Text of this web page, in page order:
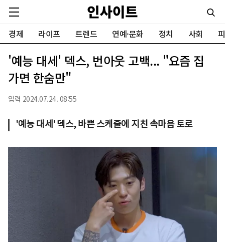
경제 라이프 트렌드 연예·문화 정치 사회
'예능 대세' 덱스, 번아웃 고백... "요즘 집
가면 한숨만"
입력 2024.07.24. 08:55
'예능 대세' 덱스, 바쁜 스케줄에 지친 속마음 토로